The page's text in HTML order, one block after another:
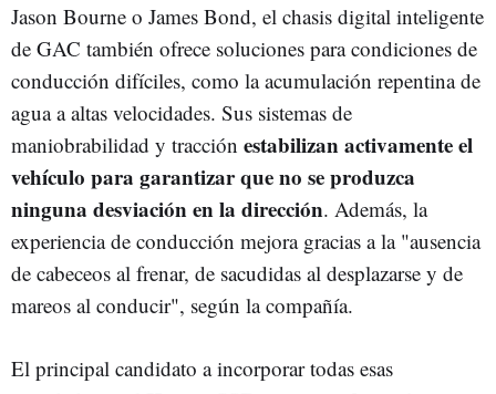
Jason Bourne o James Bond, el chasis digital inteligente
de GAC también ofrece soluciones para condiciones de
conducción difíciles, como la acumulación repentina de
agua a altas velocidades. Sus sistemas de
maniobrabilidad y tracción estabilizan activamente el
vehículo para garantizar que no se produzca
ninguna desviación en la dirección. Además, la
experiencia de conducción mejora gracias a la "ausencia
de cabeceos al frenar, de sacudidas al desplazarse y de
mareos al conducir", según la compañía.
El principal candidato a incorporar todas esas